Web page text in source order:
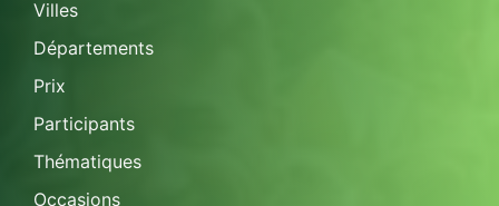
Villes
Départements
Prix
Participants
Thématiques
Occasions